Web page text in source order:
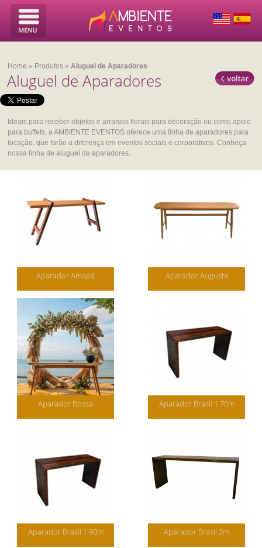
Home » Produtos »Aluguel de Aparadores
Aluguel de Aparadores
Ideais para receber objetos e arranjos florais para decoração ou como apoio
para buffets, a AMBIENTE EVENTOS oferece uma linha de aparadores para
locação, que farão a diferença em eventos sociais e corporativos. Conheça
nossa linha de aluguel de aparadores.
Aparador Amapá Aparador Augusta
Aparador Bossa Aparador Brasil 1.70m
Aparador Brasil 1.90m Aparador Brasil 2m